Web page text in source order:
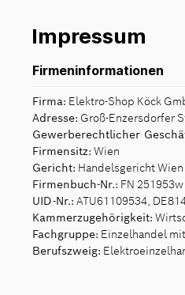
Impressum
Firmeninformationen
Firma: Elektro-Shop Köck
Adresse: Groß-Enzersdorfer
Gewerberechtlicher
Firmensitz: Wien
Gericht: Handelsgericht Wien
Firmenbuch-Nr.: FN 251953w
UID-Nr.: ATU61109534,
Kammerzugehörigkeit:
Fachgruppe: Einzelhandel
Berufszweig: